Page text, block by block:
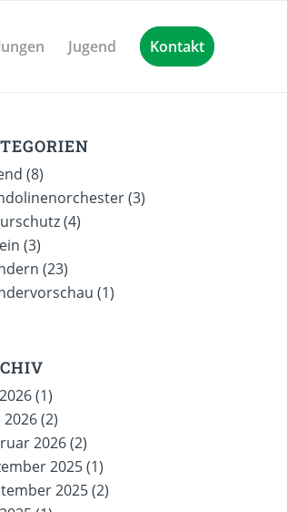
Jugend Kontakt
(8)
(3)
(4)
(3)
(23)
(1)
(1)
2026(2)
2026(2)
2025(1)
2025(2)